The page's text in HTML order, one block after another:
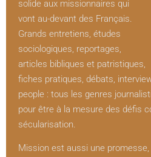
solide aux missionnaires qui
vont au-devant des Français.
Grands entretiens, études
sociologiques, reportages,
articles bibliques et patristiques,
fiches pratiques, débats,
people : tous les genres
pour être à la mesure des défis
sécularisation.
Mission est aussi une